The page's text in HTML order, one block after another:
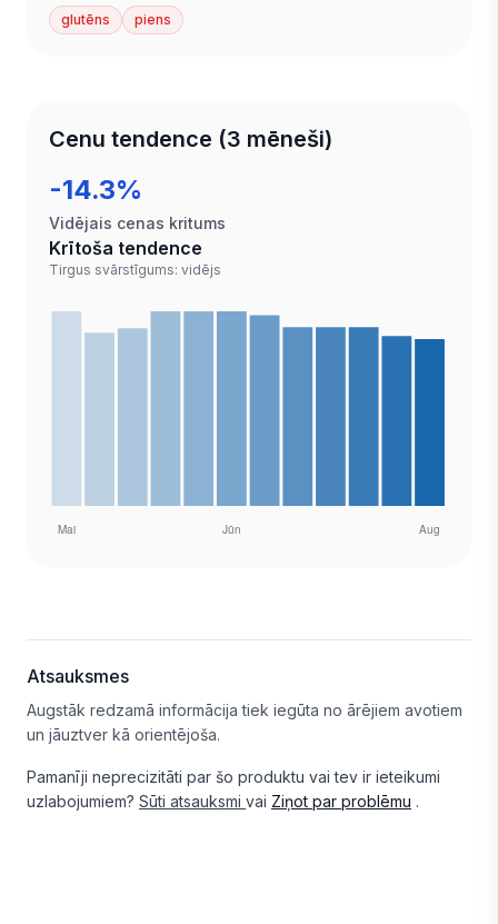
glutēns piens
Cenu tendence (3 mēneši)
-14.3%
Vidējais cenas kritums
Krītoša tendence
Tirgus svārstīgums: vidējs
Atsauksmes
Augstāk redzamā informācija tiek iegūta no ārējiem avotiem
un jāuztver kā orientējoša.
Pamanīji neprecizitāti par šo produktu vai tev ir ieteikumi
uzlabojumiem? Sūti atsauksmi vai Ziņot par problēmu .